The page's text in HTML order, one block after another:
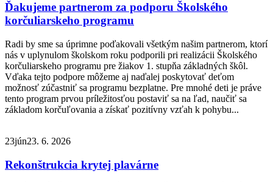
Ďakujeme partnerom za podporu Školského
korčuliarskeho programu
Radi by sme sa úprimne poďakovali všetkým našim partnerom, ktorí
nás v uplynulom školskom roku podporili pri realizácii Školského
korčuliarskeho programu pre žiakov 1. stupňa základných škôl.
Vďaka tejto podpore môžeme aj naďalej poskytovať deťom
možnosť zúčastniť sa programu bezplatne. Pre mnohé deti je práve
tento program prvou príležitosťou postaviť sa na ľad, naučiť sa
základom korčuľovania a získať pozitívny vzťah k pohybu...
23jún23. 6. 2026
Rekonštrukcia krytej plavárne